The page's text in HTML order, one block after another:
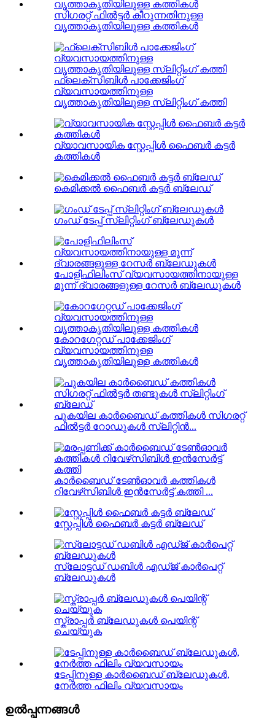
സിഗരറ്റ് ഫിൽട്ടർ കീറുന്നതിനുള്ള
വൃത്താകൃതിയിലുള്ള കത്തികൾ
ഫ്ലെക്സിബിൾ പാക്കേജിംഗ്
വ്യവസായത്തിനുള്ള
വൃത്താകൃതിയിലുള്ള സ്ലിറ്റിംഗ് കത്തി
വ്യാവസായിക സ്റ്റേപ്പിൾ ഫൈബർ കട്ടർ
കത്തികൾ
കെമിക്കൽ ഫൈബർ കട്ടർ ബ്ലേഡ്
ഗംഡ് ടേപ്പ് സ്ലിറ്റിംഗ് ബ്ലേഡുകൾ
പോളിഫിലിംസ് വ്യവസായത്തിനായുള്ള
മൂന്ന് ദ്വാരങ്ങളുള്ള റേസർ ബ്ലേഡുകൾ
കോറഗേറ്റഡ് പാക്കേജിംഗ്
വ്യവസായത്തിനുള്ള
വൃത്താകൃതിയിലുള്ള കത്തികൾ
പുകയില കാർബൈഡ് കത്തികൾ സിഗരറ്റ്
ഫിൽട്ടർ റോഡുകൾ സ്ലിറ്റിൻ...
കാർബൈഡ് ടേൺഓവർ കത്തികൾ
റിവേഴ്‌സിബിൾ ഇൻസേർട്ട് കത്തി ...
സ്റ്റേപ്പിൾ ഫൈബർ കട്ടർ ബ്ലേഡ്
സ്ലോട്ടഡ് ഡബിൾ എഡ്ജ് കാർപെറ്റ്
ബ്ലേഡുകൾ
സ്ക്രാപ്പർ ബ്ലേഡുകൾ പെയിന്റ്
ചെയ്യുക
ടേപ്പിനുള്ള കാർബൈഡ് ബ്ലേഡുകൾ,
നേർത്ത ഫിലിം വ്യവസായം
ഉൽപ്പന്നങ്ങൾ